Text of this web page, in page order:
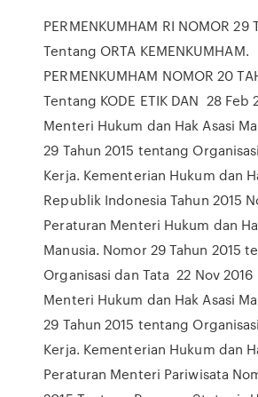
PERMENKUMHAM RI NOMOR 29
Tentang ORTA KEMENKUMHAM.
PERMENKUMHAM NOMOR 20
Tentang KODE ETIK DAN 28 Feb
Menteri Hukum dan Hak Asasi
29 Tahun 2015 tentang
Kerja. Kementerian Hukum dan
Republik Indonesia Tahun 2015
Peraturan Menteri Hukum dan
Manusia. Nomor 29 Tahun 2015
Organisasi dan Tata 22 Nov 2016
Menteri Hukum dan Hak Asasi
29 Tahun 2015 tentang
Kerja. Kementerian Hukum dan
Peraturan Menteri Pariwisata